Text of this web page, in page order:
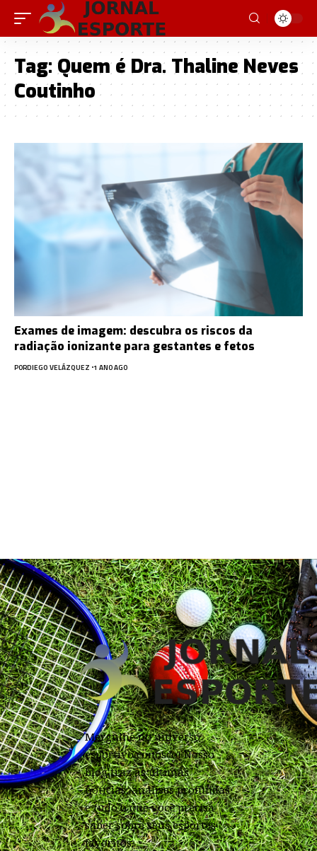
Tag: Quem é Dra. Thaline Neves
Coutinho
Exames de imagem: descubra os riscos da
radiação ionizante para gestantes e fetos
PORDIEGO VELÁZQUEZ 1 ANO AGO
Mergulhe no universo
esportivo conosco! Nosso
blog traz as últimas
notícias, análises profundas
e tudo o que você precisa
saber sobre seus esportes
favoritos.